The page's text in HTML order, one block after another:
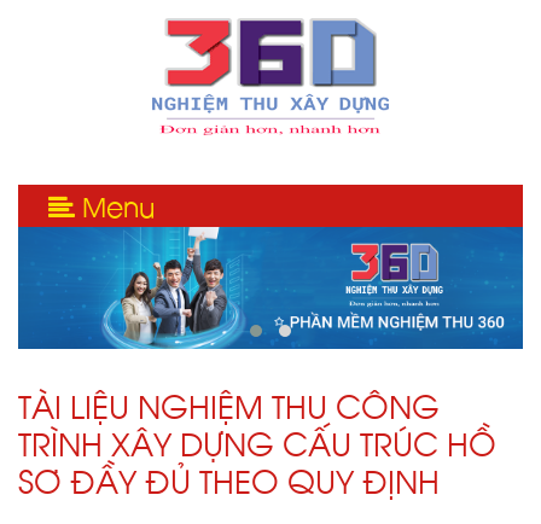
Menu
TÀI LIỆU NGHIỆM THU CÔNG
TRÌNH XÂY DỰNG CẤU TRÚC HỒ
SƠ ĐẦY ĐỦ THEO QUY ĐỊNH